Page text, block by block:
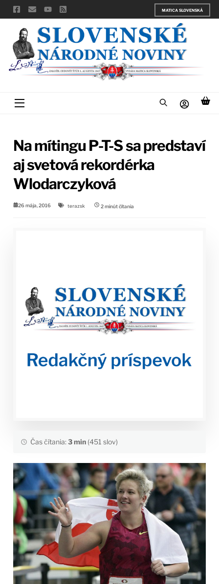
Skip
to
content
MATICA SLOVENSKÁ
Menu
Na mítingu P-T-S sa predstaví
aj svetová rekordérka
Wlodarczyková
26 mája, 2016 terazsk 2minút čítania
Čas čítania:3 min(451 slov)